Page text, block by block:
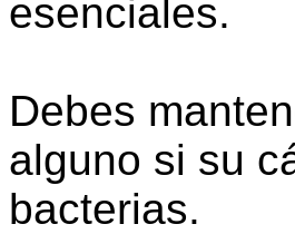
esenciales.
Debes
alguno si su
bacterias.